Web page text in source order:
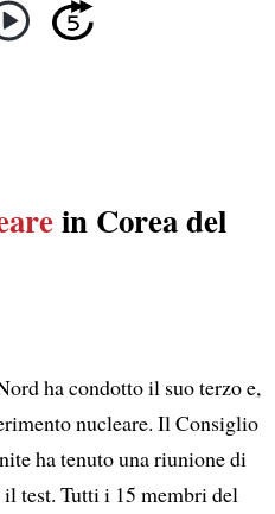
in Corea del
ha condotto il suo terzo e,
nucleare. Il Consiglio
ha tenuto una riunione di
il test. Tutti i 15 membri del